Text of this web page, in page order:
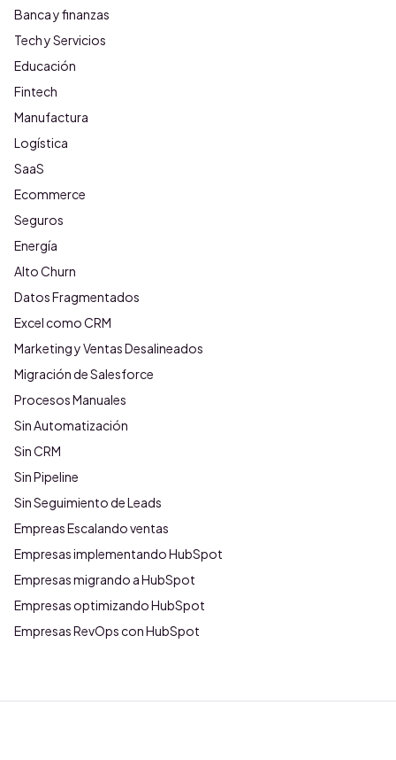
Banca y finanzas
Tech y Servicios
Educación
Fintech
Manufactura
Logística
SaaS
Ecommerce
Seguros
Energía
Alto Churn
Datos Fragmentados
Excel como CRM
Marketing y Ventas Desalineados
Migración de Salesforce
Procesos Manuales
Sin Automatización
Sin CRM
Sin Pipeline
Sin Seguimiento de Leads
Empreas Escalando ventas
Empresas implementando HubSpot
Empresas migrando a HubSpot
Empresas optimizando HubSpot
Empresas RevOps con HubSpot